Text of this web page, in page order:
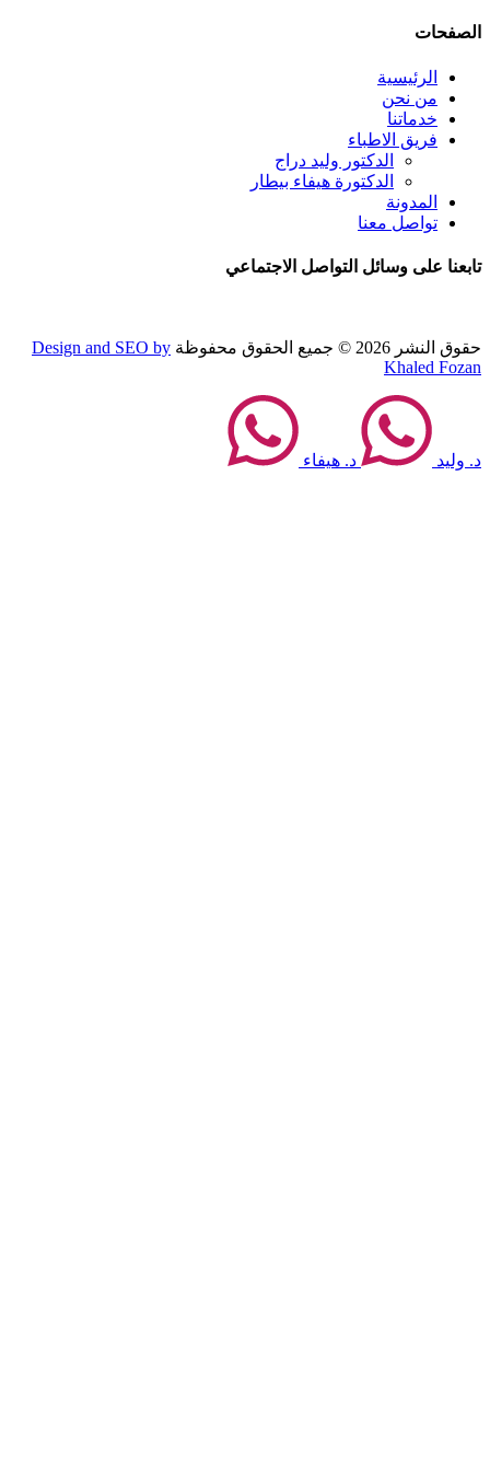
الصفحات
الرئيسية
من نحن
خدماتنا
فريق الاطباء
الدكتور وليد دراج
الدكتورة هيفاء بيطار
المدونة
تواصل معنا
تابعنا على وسائل التواصل الاجتماعي
حقوق النشر 2026 © جميع الحقوق محفوظة
Design and SEO by
Khaled Fozan
د. وليد د. هيفاء